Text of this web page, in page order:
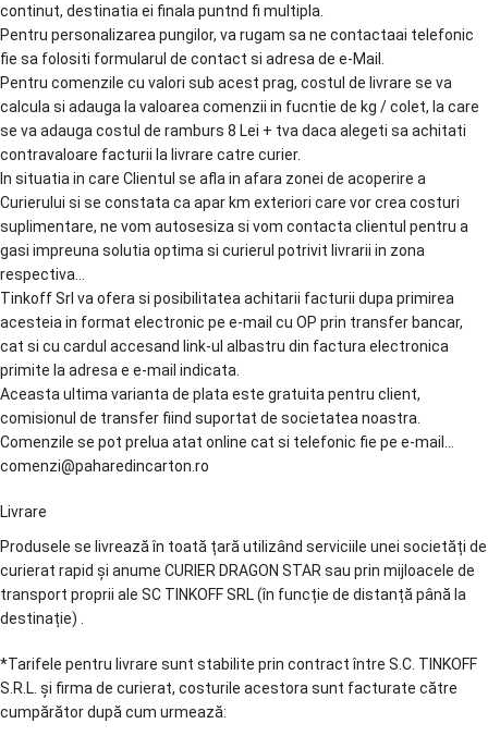
continut, destinatia ei finala puntnd fi multipla.
Pentru personalizarea pungilor, va rugam sa ne contactaai telefonic
fie sa folositi formularul de contact si adresa de e-Mail.
Pentru comenzile cu valori sub acest prag, costul de livrare se va
calcula si adauga la valoarea comenzii in fucntie de kg / colet, la care
se va adauga costul de ramburs 8 Lei + tva daca alegeti sa achitati
contravaloare facturii la livrare catre curier.
In situatia in care Clientul se afla in afara zonei de acoperire a
Curierului si se constata ca apar km exteriori care vor crea costuri
suplimentare, ne vom autosesiza si vom contacta clientul pentru a
gasi impreuna solutia optima si curierul potrivit livrarii in zona
respectiva…
Tinkoff Srl va ofera si posibilitatea achitarii facturii dupa primirea
acesteia in format electronic pe e-mail cu OP prin transfer bancar,
cat si cu cardul accesand link-ul albastru din factura electronica
primite la adresa e e-mail indicata.
Aceasta ultima varianta de plata este gratuita pentru client,
comisionul de transfer fiind suportat de societatea noastra.
Comenzile se pot prelua atat online cat si telefonic fie pe e-mail…
comenzi@paharedincarton.ro
Livrare
Produsele se livrează în toată țară utilizând serviciile unei societăți de
curierat rapid și anume CURIER DRAGON STAR sau prin mijloacele de
transport proprii ale SC TINKOFF SRL (în funcție de distanță până la
destinație) .
*Tarifele pentru livrare sunt stabilite prin contract între S.C. TINKOFF
S.R.L. și firma de curierat, costurile acestora sunt facturate către
cumpărător după cum urmează: